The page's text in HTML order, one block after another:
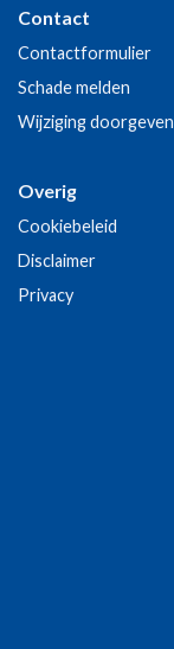
Contact
Contactformulier
Schade melden
Wijziging doorgeven
Overig
Cookiebeleid
Disclaimer
Privacy